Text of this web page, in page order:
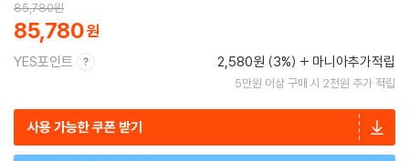
85,780원
85,780
YES포인트 2,580원 (3%) 마니아추가적립
5만원 이상 구매 시 2천원 추가 적립
사용 가능한 쿠폰 받기